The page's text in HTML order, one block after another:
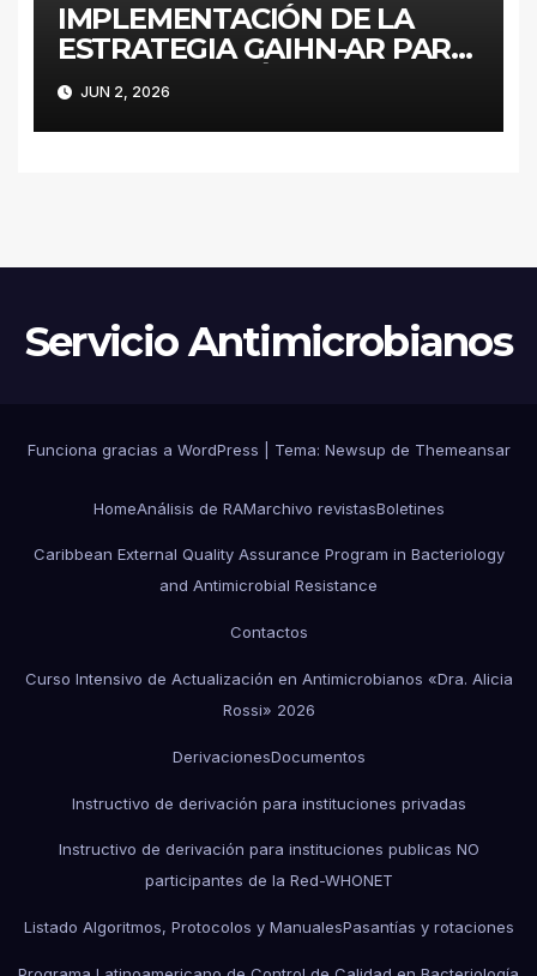
IMPLEMENTACIÓN DE LA
ESTRATEGIA GAIHN-AR PARA
LA CONTENCIÓN DE
ENTEROBACTERALES
PRODUCTORES DE
ARGENTINA
JUN 2, 2026
Servicio Antimicrobianos
Funciona gracias a WordPress Tema: Newsup de Themeansar
HomeAnálisis de RAMarchivo revistasBoletines
Caribbean External Quality Assurance Program in Bacteriology
and Antimicrobial Resistance
Contactos
Curso Intensivo de Actualización en Antimicrobianos «Dra. Alicia
Rossi» 2026
DerivacionesDocumentos
Instructivo de derivación para instituciones privadas
Instructivo de derivación para instituciones publicas NO
participantes de la Red-WHONET
Listado Algoritmos, Protocolos y ManualesPasantías y rotaciones